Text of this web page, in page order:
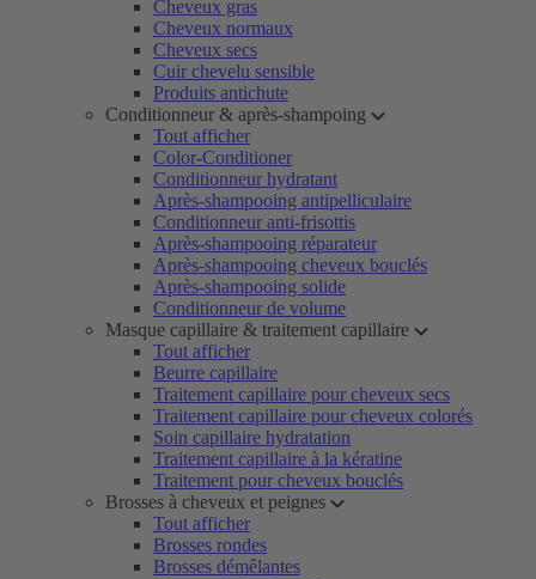
Cheveux gras
Cheveux normaux
Cheveux secs
Cuir chevelu sensible
Produits antichute
Conditionneur & après-shampoing
Tout afficher
Color-Conditioner
Conditionneur hydratant
Après-shampooing antipelliculaire
Conditionneur anti-frisottis
Après-shampooing réparateur
Après-shampooing cheveux bouclés
Après-shampooing solide
Conditionneur de volume
Masque capillaire & traitement capillaire
Tout afficher
Beurre capillaire
Traitement capillaire pour cheveux secs
Traitement capillaire pour cheveux colorés
Soin capillaire hydratation
Traitement capillaire à la kératine
Traitement pour cheveux bouclés
Brosses à cheveux et peignes
Tout afficher
Brosses rondes
Brosses démêlantes